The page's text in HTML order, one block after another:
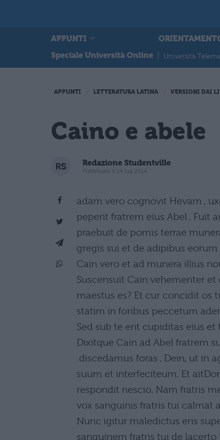
APPUNTI
Speciale Università Online
Università
APPUNTI LETTERATURA LATINA VERSIONI DAI
Caino e abele
Redazione Studentville
Pubblicato il 14 lug 2014
adam vero cognovit Hevam ,
peperit fratrem eius Abel . Fuit
praebuit de pomis terrae
gregis sui et de adipibus
Cain vero et ad munera illius
Suscensuit Cain vehementer
maestus es? Et cur concidit os
statim in foribus peccetum
Sed sub te erit cupiditas eius et
Dixitque Cain ad Abel fratrem
 discedamus foras . Dein, ut
suum et interfeciteum. Et
respondit nescio. Nam fratris
vox sanguinis fratris tui calmat
Nunc igitur maledictus eris
sanguinem fratris tui de